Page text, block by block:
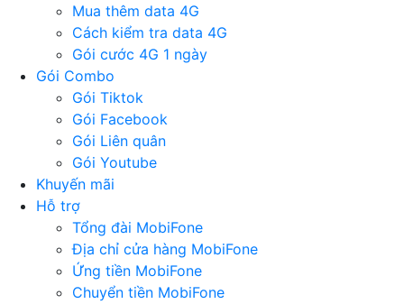
Mua thêm data 4G
Cách kiểm tra data 4G
Gói cước 4G 1 ngày
Gói Combo
Gói Tiktok
Gói Facebook
Gói Liên quân
Gói Youtube
Khuyến mãi
Hỗ trợ
Tổng đài MobiFone
Địa chỉ cửa hàng MobiFone
Ứng tiền MobiFone
Chuyển tiền MobiFone